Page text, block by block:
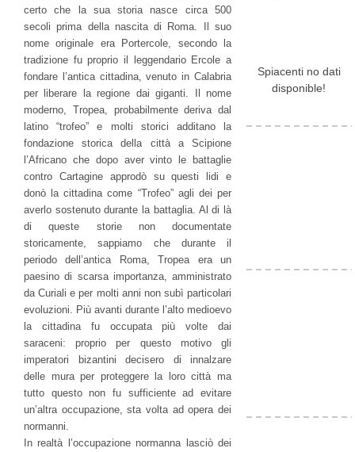
certo che la sua storia nasce circa 500
secoli prima della nascita di Roma. Il suo
nome originale era Portercole, secondo la
tradizione fu proprio il leggendario Ercole a
fondare l’antica cittadina, venuto in Calabria
per liberare la regione dai giganti.
Il nome
moderno, Tropea, probabilmente deriva dal
latino “trofeo” e molti storici additano la
fondazione storica della città a Scipione
l’Africano che dopo aver vinto le battaglie
contro Cartagine approdò su questi lidi e
donò la cittadina come “Trofeo” agli dei per
averlo sostenuto durante la battaglia. Al di là
di queste storie non documentate
storicamente, sappiamo che durante il
periodo dell’antica Roma, Tropea era un
paesino di scarsa importanza, amministrato
da Curiali e per molti anni non subì particolari
evoluzioni. Più avanti durante l’alto medioevo
la cittadina fu occupata più volte dai
saraceni: proprio per questo motivo gli
imperatori bizantini decisero di innalzare
delle mura per proteggere la loro città ma
tutto questo non fu sufficiente ad evitare
un’altra occupazione, sta volta ad opera dei
normanni.
In realtà l’occupazione normanna lasciò dei
Spiacenti no dati
disponible!